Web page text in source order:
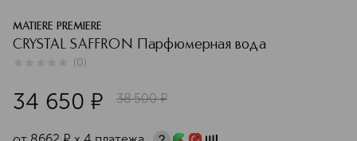
MATIERE PREMIERE
CRYSTAL SAFFRON Парфюмерная вода
(0)
34 650 ¤ 38 500 ¤